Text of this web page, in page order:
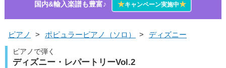
国内&輸入楽譜も豊富♪
★キャンペーン実施中★
ピアノ > ポピュラーピアノ（ソロ） > ディズニー
ピアノで弾く
ディズニー・レパートリーVol.2